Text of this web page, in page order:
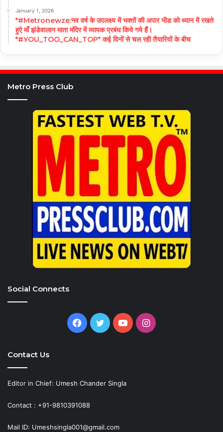
January 1, 2026
*#Metronewze:नव वर्ष के उपलक्ष्य में भक्तों की अपार भीड को ध्यान में रखते
हुऐ माँ झंडेवालान माता मंदिर में व्यापक प्रबंध किये गये हैं।
*#YOU_TOO_CAN_TOP* कई दिनों से चल रही तैयारियों के बीच
Metro Press Club
Social Connects
Facebook
TwitterYouTubeInstagram
Contact Us
Editor in Chief: Umesh Chander Singla
Contact : +91-9810391088
Mail ID: Umeshsingla001@gmail.com